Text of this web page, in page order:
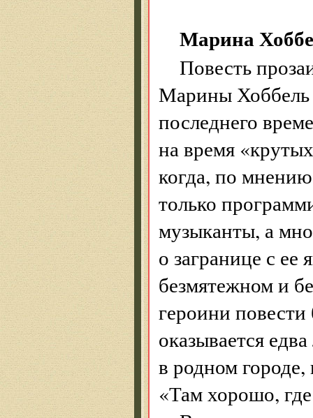
Марина
Повесть
Марины Хоббель
последнего
на время
когда, по
только
музыканты, а
о загранице с ее
безмятежном и
героини
оказывается
в родном
«Там хорошо,